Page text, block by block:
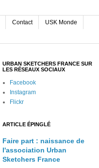
Contact USK Monde
URBAN SKETCHERS FRANCE SUR
LES RÉSEAUX SOCIAUX
Facebook
Instagram
Flickr
ARTICLE ÉPINGLÉ
Faire part : naissance de
l'association Urban
Sketchers France